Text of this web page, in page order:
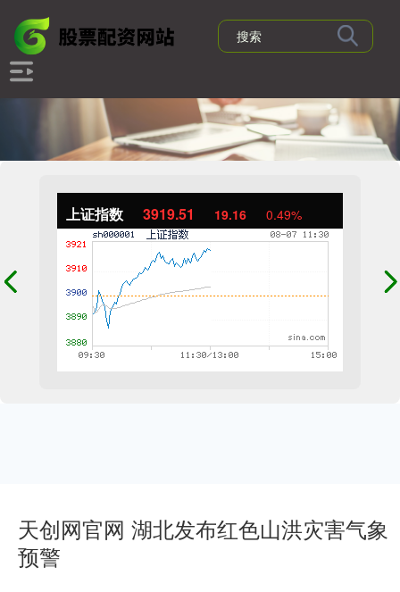
上证指数 3919.51 19.16 0.49%
天创网官网 湖北发布红色山洪灾害气象
预警